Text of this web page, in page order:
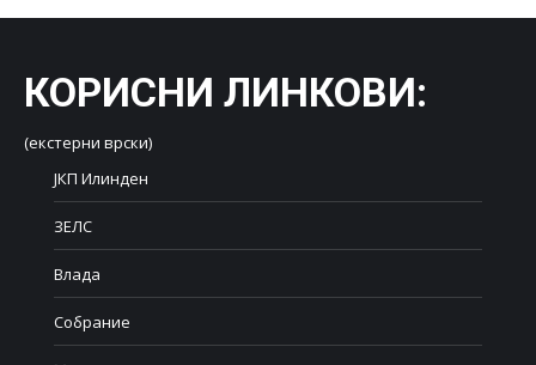
КОРИСНИ ЛИНКОВИ:
(екстерни врски)
ЈКП Илинден
ЗЕЛС
Влада
Собрание